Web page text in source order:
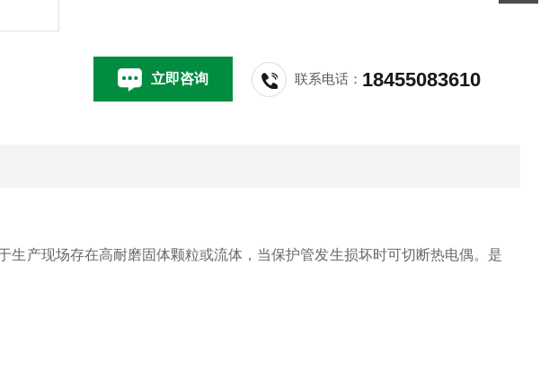
立即咨询 联系电话： 18455083610
生产现场存在高耐磨固体颗粒或流体，当保护管发生损坏时可切断热电偶。是